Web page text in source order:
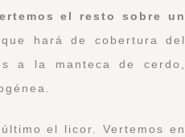
el resto sobre un
hará de cobertura del
a la manteca de cerdo,
el licor. Vertemos en